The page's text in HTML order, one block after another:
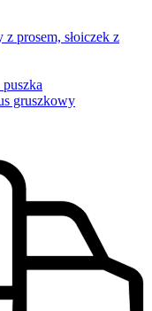
prosem, słoiczek z
gruszkowy